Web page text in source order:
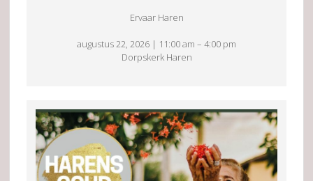
Ervaar Haren
augustus 22, 2026 | 11:00 am – 4:00 pm
Dorpskerk Haren